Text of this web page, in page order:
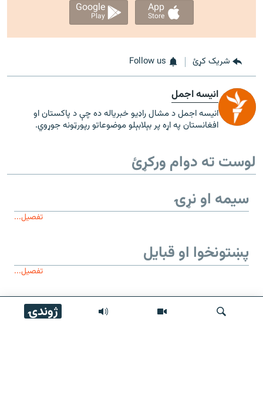
ژوندۍ
App
Store
Google
Play
شریک کړئ Follow us
انیسه اجمل
انیسه اجمل د مشال راډیو خبریاله ده چې د پاکستان او
افغانستان په اړه پر بېلابېلو موضوعاتو رپورټونه جوړوي.
لوست ته دوام ورکړئ
سیمه او نړۍ
تفصیل...
پښتونخوا او قبایل
تفصیل...
موږ وڅارئ